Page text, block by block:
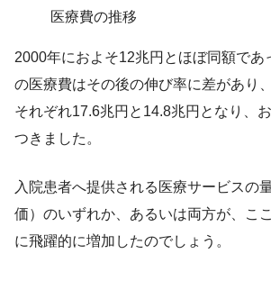
医療費の推移
2000年におよそ12兆円とほぼ同額であ
の医療費はその後の伸び率に差があり
それぞれ17.6兆円と14.8兆円となり、
つきました。
入院患者へ提供される医療サービスの
価）のいずれか、あるいは両方が、こ
に飛躍的に増加したのでしょう。